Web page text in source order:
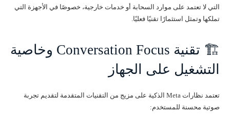
التي لا تعتمد على موارد السحابة أو خدمات خارجية، خصوصًا في الأجهزة التي
تملكها وتمثل استثمارًا تقنيًا فعليًا.
🏗️ تقنية Conversation Focus وخاصية
التشغيل على الجهاز
تعتمد نظارات Meta الذكية على مزيج من التقنيات المتقدمة لتقديم تجربة
صوتية محسنة للمستخدم: